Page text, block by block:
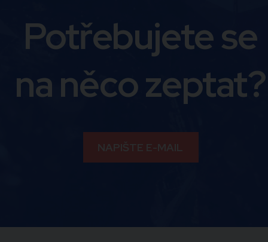
Potřebujete se
na něco zeptat?